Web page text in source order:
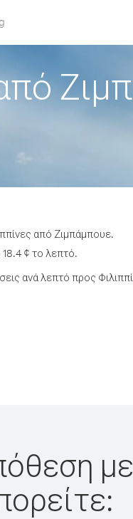
από Ζιμπάμπουε.
¢ το λεπτό.
ανά λεπτό προς